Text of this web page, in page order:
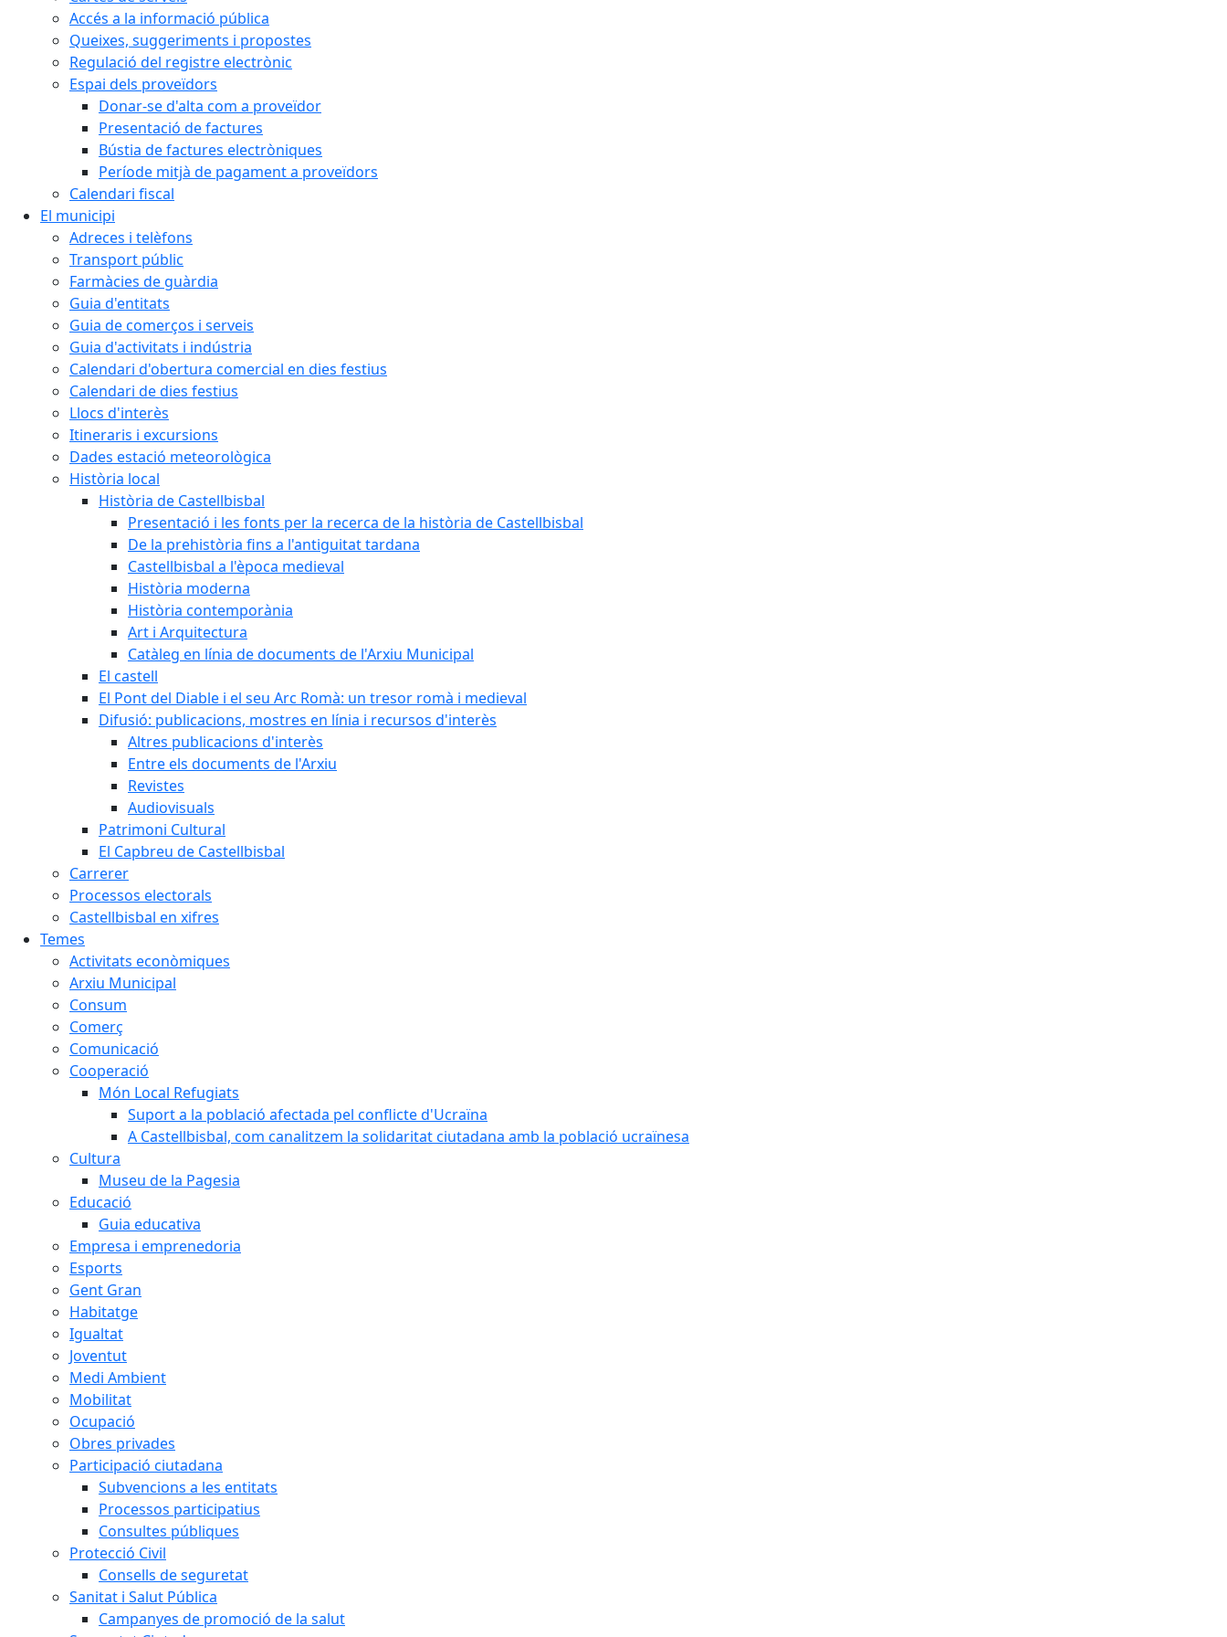
Accés a la informació pública
Queixes, suggeriments i propostes
Regulació del registre electrònic
Espai dels proveïdors
Donar-se d'alta com a proveïdor
Presentació de factures
Bústia de factures electròniques
Període mitjà de pagament a proveïdors
Calendari fiscal
El municipi
Adreces i telèfons
Transport públic
Farmàcies de guàrdia
Guia d'entitats
Guia de comerços i serveis
Guia d'activitats i indústria
Calendari d'obertura comercial en dies festius
Calendari de dies festius
Llocs d'interès
Itineraris i excursions
Dades estació meteorològica
Història local
Història de Castellbisbal
Presentació i les fonts per la recerca de la història de Castellbisbal
De la prehistòria fins a l'antiguitat tardana
Castellbisbal a l'època medieval
Història moderna
Història contemporània
Art i Arquitectura
Catàleg en línia de documents de l'Arxiu Municipal
El castell
El Pont del Diable i el seu Arc Romà: un tresor romà i medieval
Difusió: publicacions, mostres en línia i recursos d'interès
Altres publicacions d'interès
Entre els documents de l'Arxiu
Revistes
Audiovisuals
Patrimoni Cultural
El Capbreu de Castellbisbal
Carrerer
Processos electorals
Castellbisbal en xifres
Temes
Activitats econòmiques
Arxiu Municipal
Consum
Comerç
Comunicació
Cooperació
Món Local Refugiats
Suport a la població afectada pel conflicte d'Ucraïna
A Castellbisbal, com canalitzem la solidaritat ciutadana amb la població ucraïnesa
Cultura
Museu de la Pagesia
Educació
Guia educativa
Empresa i emprenedoria
Esports
Gent Gran
Habitatge
Igualtat
Joventut
Medi Ambient
Mobilitat
Ocupació
Obres privades
Participació ciutadana
Subvencions a les entitats
Processos participatius
Consultes públiques
Protecció Civil
Consells de seguretat
Sanitat i Salut Pública
Campanyes de promoció de la salut